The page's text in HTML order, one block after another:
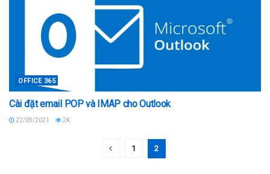
OFFICE 365
Cài đặt email POP và IMAP cho Outlook
22/09/2021 2K
1 2